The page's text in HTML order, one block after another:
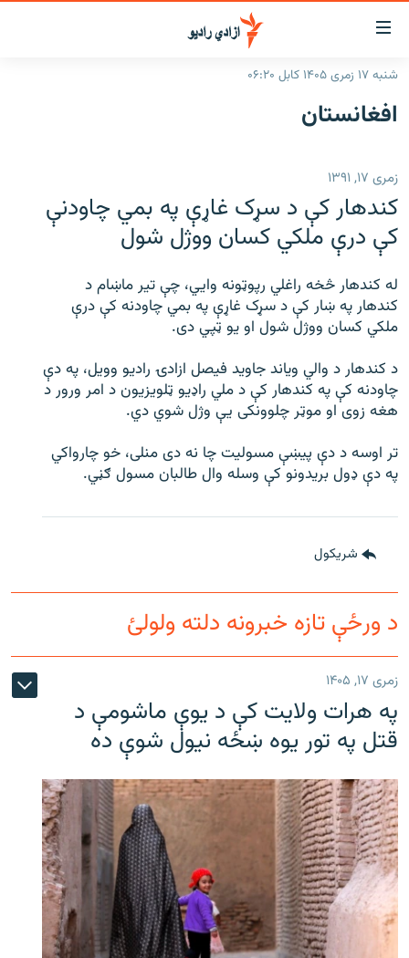
د
لاسرسۍ
وړ
لېنکونه
اصلي
ورتلل
اصلي
مېنو
ورتلل
لټون
پاڼې
مراجعه
کورپاڼه
راپورونه
منځنی ختیځ
افغانستان
نړۍ
د خپرونو جدول
مرکې
اونیزې خپرونې
انځوریزه برخه
ورزش
د کډوالۍ بحران
'کووېډ-۱۹'
اړیکه
دري پاڼه
راسره ملګري شئ
د ازادې اروپا/ ازادي راډيو ټولې پاڼې
شنبه ۱۷ زمری ۱۴۰۵ کابل ۰۶:۲۰
افغانستان
زمری ۱۷, ۱۳۹۱
کندهار کې د سړک غاړې په بمي چاودنې
کې درې ملکي کسان ووژل شول
له کندهار څخه راغلي رپوټونه وایي، چې تیر ماښام د
کندهار په ښار کې د سړک غاړې په بمي چاودنه کې درې
ملکي کسان ووژل شول او یو ټپي دی.
د کندهار د والي ویاند جاوید فیصل ازادۍ رادیو وویل، په دې
چاودنه کې په کندهار کې د ملي راډيو ټلویزیون د امر ورور د
هغه زوی او موټر چلوونکی یې وژل شوي دي.
تر اوسه د دې پیښې مسولیت چا نه دی منلی، خو چارواکي
په دې ډول بریدونو کې وسله وال طالبان مسول ګڼي.
شريکول
د ورځې تازه خبرونه دلته ولولئ
زمری ۱۷, ۱۴۰۵
په هرات ولایت کې د یوې ماشومې د
قتل په تور یوه ښځه نیول شوې ده